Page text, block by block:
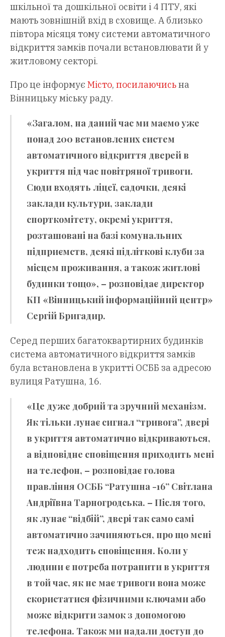
шкільної та дошкільної освіти і 4 ПТУ, які
мають зовнішній вхід в сховище. А близько
півтора місяця тому системи автоматичного
відкриття замків почали встановлювати й у
житловому секторі.
Про це інформує Місто, посилаючисьна
Вінницьку міську раду.
«Загалом, на даний час ми маємо уже
понад 200 встановлених систем
автоматичного відкриття дверей в
укриття під час повітряної тривоги.
Сюди входять ліцеї, садочки, деякі
заклади культури, заклади
спорткомітету, окремі укриття,
розташовані на базі комунальних
підприємств, деякі підліткові клуби за
місцем проживання, а також житлові
будинки тощо», – розповідає директор
КП «Вінницький інформаційний центр»
Сергій Бригадир.
Серед перших багатоквартирних будинків
система автоматичного відкриття замків
була встановлена в укритті ОСББ за адресою
вулиця Ратушна, 16.
«Це дуже добрий та зручний механізм.
Як тільки лунає сигнал “тривога”, двері
в укриття автоматично відкриваються,
а відповідне сповіщення приходить мені
на телефон, – розповідає голова
правління ОСББ “Ратушна -16” Світлана
Андріївна Тарногродська. – Після того,
як лунає “відбій”, двері так само самі
автоматично зачиняються, про що мені
теж надходить сповіщення. Коли у
людини є потреба потрапити в укриття
в той час, як не має тривоги вона може
скористатися фізичними ключами або
може відкрити замок з допомогою
телефона. Також ми надали доступ до